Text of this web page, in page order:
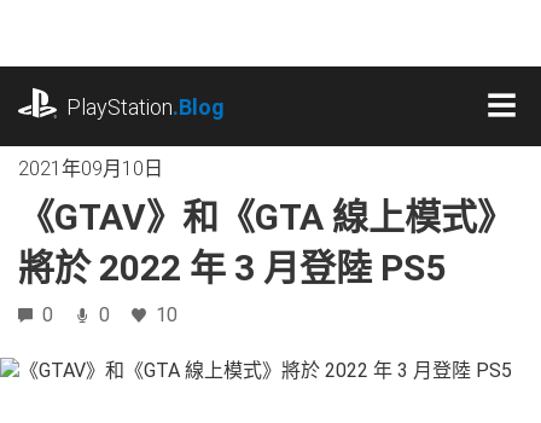
內
PlayStation.Blog
2021年09月10日
《GTAV》和《GTA 線上模式》
將於 2022 年 3 月登陸 PS5
0 0 10